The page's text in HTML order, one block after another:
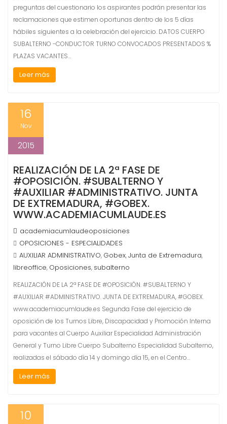
preguntas del cuestionario los aspirantes podrán presentar las
reclamaciones que estimen oportunas dentro de los 5 días
hábiles siguientes a la celebración del ejercicio. DATOS CUERPO
SUBALTERNO -CONDUCTOR TURNO CONVOCADOS PRESENTADOS %
PLAZAS VACANTES…
Leer más
16
Nov
2015
REALIZACIÓN DE LA 2ª FASE DE
#OPOSICIÓN. #SUBALTERNO Y
#AUXILIAR #ADMINISTRATIVO. JUNTA
DE EXTREMADURA, #GOBEX.
WWW.ACADEMIACUMLAUDE.ES
academiacumlaudeoposiciones
OPOSICIONES - ESPECIALIDADES
AUXILIAR ADMINISTRATIVO, Gobex,Junta de Extremadura,
libreoffice, Oposiciones, subalterno
REALIZACIÓN DE LA 2ª FASE DE #OPOSICIÓN. #SUBALTERNO Y
#AUXILIAR #ADMINISTRATIVO. JUNTA DE EXTREMADURA, #GOBEX.
www.academiacumlaude.es Segunda Fase del ejercicio de
oposición de los Turnos Libre, Discapacidad y Promoción Interna
para vacantes al Cuerpo Auxiliar Especialidad Administración
General y Turno Libre Cuerpo Subalterno Especialidad Subalterno,
realizadas el sábado día 14 y domingo día 15, en el Centro…
Leer más
10